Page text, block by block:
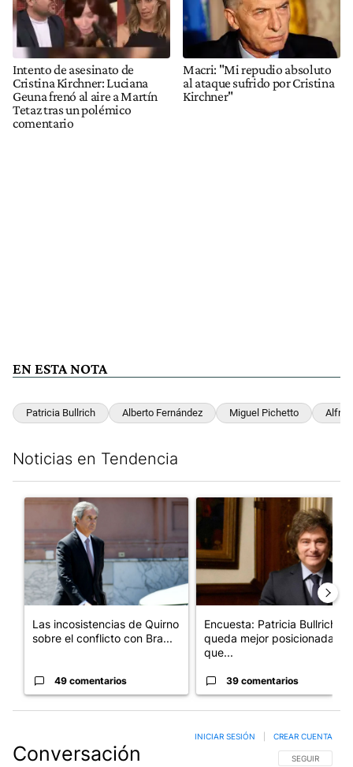
Intento de asesinato de
Cristina Kirchner: Luciana
Geuna frenó al aire a Martín
Tetaz tras un polémico
comentario
Macri: "Mi repudio absoluto
al ataque sufrido por Cristina
Kirchner"
EN ESTA NOTA
Patricia Bullrich Alberto Fernández Miguel Pichetto
Noticias en Tendencia
Un artículo de tendencia con el título "Las incosistencias de
Las incosistencias de Quirno
sobre el conflicto con Bra...
49 comentarios
Un artículo de tendencia con
Encuesta: Patricia Bullrich
queda mejor posicionada
que...
39 comentarios
Conversación SIGA ESTA
SEGUIR
INICIAR SESIÓN CREAR CUENTA